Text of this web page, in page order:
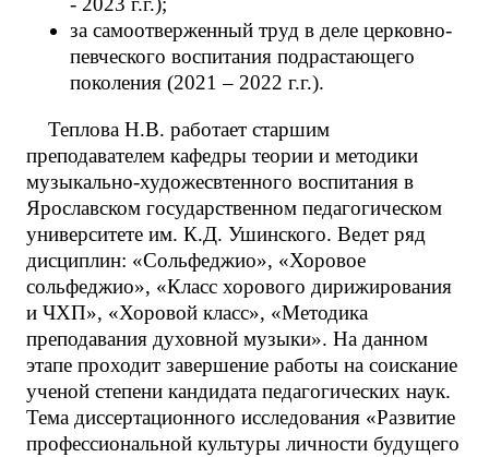
за самоотверженный труд в деле церковно-
певческого воспитания подрастающего
поколения (2021 – 2022 г.г.).
Теплова Н.В. работает старшим
преподавателем кафедры теории и методики
музыкально-художесвтенного воспитания в
Ярославском государственном педагогическом
университете им. К.Д. Ушинского. Ведет ряд
дисциплин: «Сольфеджио», «Хоровое
сольфеджио», «Класс хорового дирижирования
и ЧХП», «Хоровой класс», «Методика
преподавания духовной музыки». На данном
этапе проходит завершение работы на соискание
ученой степени кандидата педагогических наук.
Тема диссертационного исследования «Развитие
профессиональной культуры личности будущего